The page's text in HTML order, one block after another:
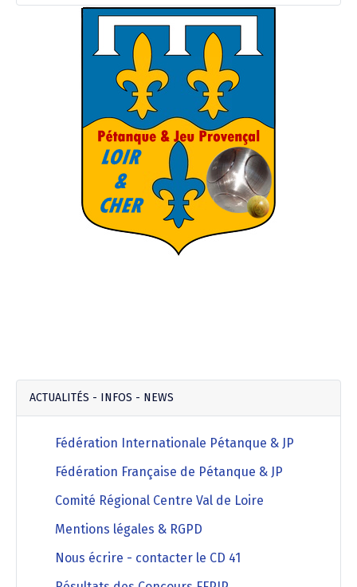
ACTUALITÉS - INFOS - NEWS
Fédération Internationale Pétanque & JP
Fédération Française de Pétanque & JP
Comité Régional Centre Val de Loire
Mentions légales & RGPD
Nous écrire - contacter le CD 41